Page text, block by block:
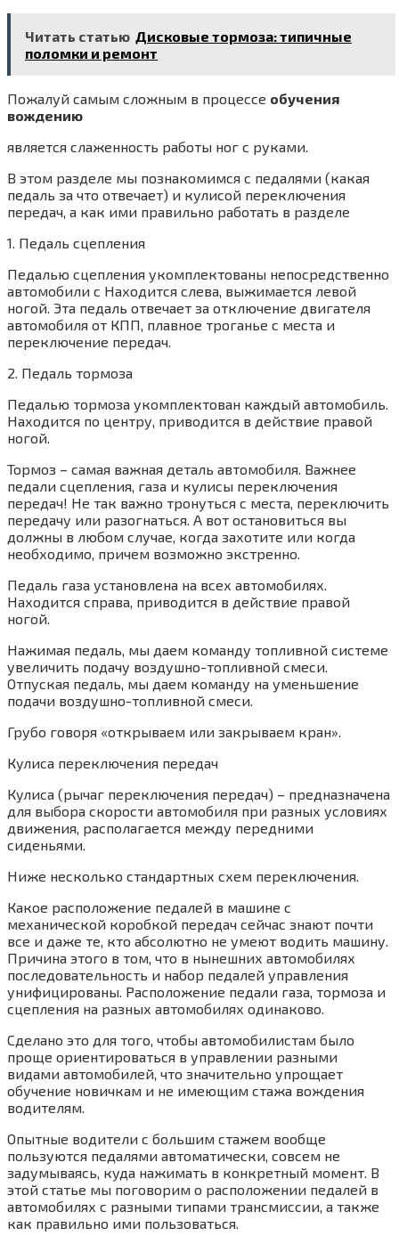
Читать статью Дисковые тормоза: типичные
поломки и ремонт
Пожалуй самым сложным в процессе обучения
вождению
является слаженность работы ног с руками.
В этом разделе мы познакомимся с педалями (какая
педаль за что отвечает) и кулисой переключения
передач, а как ими правильно работать в разделе
1. Педаль сцепления
Педалью сцепления укомплектованы непосредственно
автомобили с Находится слева, выжимается левой
ногой. Эта педаль отвечает за отключение двигателя
автомобиля от КПП, плавное троганье с места и
переключение передач.
2. Педаль тормоза
Педалью тормоза укомплектован каждый автомобиль.
Находится по центру, приводится в действие правой
ногой.
Тормоз – самая важная деталь автомобиля. Важнее
педали сцепления, газа и кулисы переключения
передач! Не так важно тронуться с места, переключить
передачу или разогнаться. А вот остановиться вы
должны в любом случае, когда захотите или когда
необходимо, причем возможно экстренно.
Педаль газа установлена на всех автомобилях.
Находится справа, приводится в действие правой
ногой.
Нажимая педаль, мы даем команду топливной системе
увеличить подачу воздушно-топливной смеси.
Отпуская педаль, мы даем команду на уменьшение
подачи воздушно-топливной смеси.
Грубо говоря «открываем или закрываем кран».
Кулиса переключения передач
Кулиса (рычаг переключения передач) – предназначена
для выбора скорости автомобиля при разных условиях
движения, располагается между передними
сиденьями.
Ниже несколько стандартных схем переключения.
Какое расположение педалей в машине с
механической коробкой передач сейчас знают почти
все и даже те, кто абсолютно не умеют водить машину.
Причина этого в том, что в нынешних автомобилях
последовательность и набор педалей управления
унифицированы. Расположение педали газа, тормоза и
сцепления на разных автомобилях одинаково.
Сделано это для того, чтобы автомобилистам было
проще ориентироваться в управлении разными
видами автомобилей, что значительно упрощает
обучение новичкам и не имеющим стажа вождения
водителям.
Опытные водители с большим стажем вообще
пользуются педалями автоматически, совсем не
задумываясь, куда нажимать в конкретный момент. В
этой статье мы поговорим о расположении педалей в
автомобилях с разными типами трансмиссии, а также
как правильно ими пользоваться.